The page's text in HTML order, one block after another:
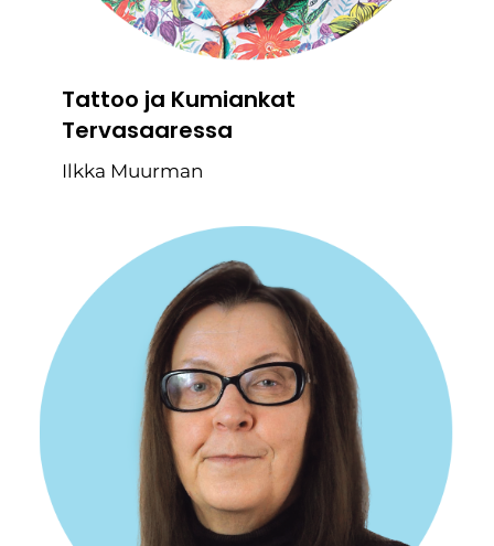
Tattoo ja Kumiankat
Tervasaaressa
Ilkka Muurman